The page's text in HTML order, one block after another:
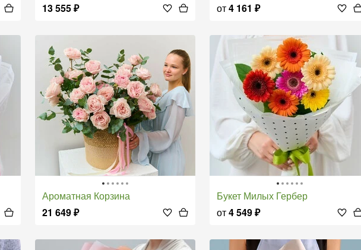
13 555₽
от4 161 ₽
Ароматная Корзина
21 649₽
Букет Милых Гербер
от4 549₽